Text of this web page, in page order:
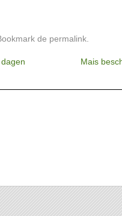
de permalink
Mais